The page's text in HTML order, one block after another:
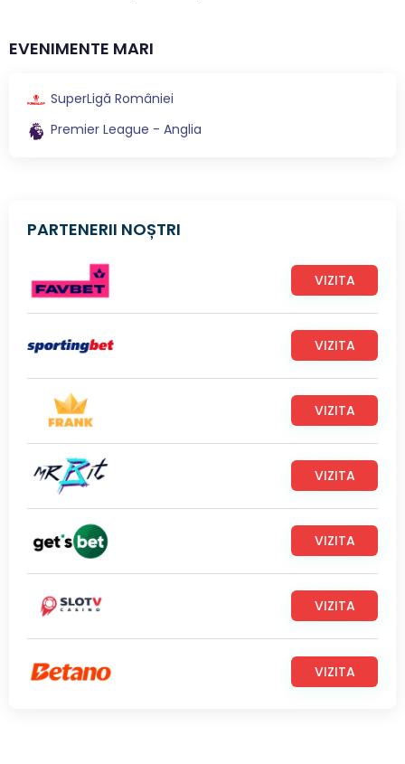
EVENIMENTE MARI
SuperLigă României
Premier League - Anglia
PARTENERII NOȘTRI
VIZITA
VIZITA
VIZITA
VIZITA
VIZITA
VIZITA
VIZITA